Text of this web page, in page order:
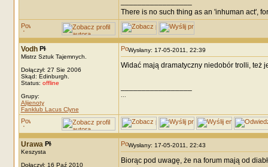
There is no such thing as an 'inhuman act',
Vodh
Mistrz Sztuk Tajemnych.
Dołączył: 27 Sie 2006
Skąd: Edinburgh.
Status: offline
Grupy:
Alijenoty
Fanklub Lacus Clyne
Wysłany: 17-05-2011, 22:39
Widać mają dramatyczny niedobór trolli, też
...
Urawa
Keszysta
Dołączył: 16 Paź 2010
Wysłany: 17-05-2011, 22:43
Biorąc pod uwagę, że na forum mają od